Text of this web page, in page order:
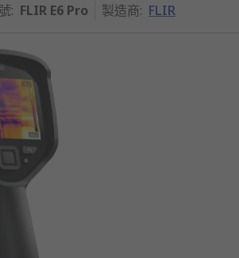
: FLIR E6 Pro 製造商: FLIR